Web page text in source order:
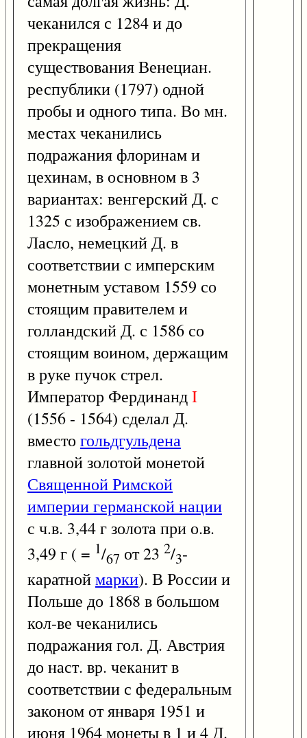
чеканился с 1284 и до
прекращения
существования Венециан.
республики (1797) одной
пробы и одного типа. Во мн.
местах чеканились
подражания флоринам и
цехинам, в основном в 3
вариантах: венгерский Д. с
1325 с изображением св.
Ласло, немецкий Д. в
соответствии с имперским
монетным уставом 1559 со
стоящим правителем и
голландский Д. с 1586 со
стоящим воином, держащим
в руке пучок стрел.
Император ФердинандI
(1556 - 1564) сделал Д.
вместо гольдгульдена
главной золотой монетой
Священной Римской
империи германской нации
с ч.в. 3,44 г золота при о.в.
3,49 г ( = 1/67 от 23 2/3-
каратноймарки). В России и
Польше до 1868 в большом
кол-ве чеканились
подражания гол. Д. Австрия
до наст. вр. чеканит в
соответствии с федеральным
законом от января 1951 и
июня 1964 монеты в 1 и 4 Д.